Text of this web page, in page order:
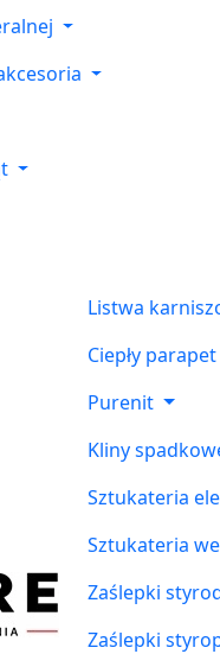
Listwa
Ciepły parapet
Purenit
Kliny
Sztukateria
Sztukateria
Zaślepki
Zaślepki